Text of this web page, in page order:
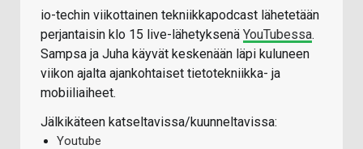
io-techin viikottainen tekniikkapodcast lähetetään
perjantaisin klo 15 live-lähetyksenä YouTubessa.
Sampsa ja Juha käyvät keskenään läpi kuluneen
viikon ajalta ajankohtaiset tietotekniikka- ja
mobiiliaiheet.
Jälkikäteen katseltavissa/kuunneltavissa:
Youtube